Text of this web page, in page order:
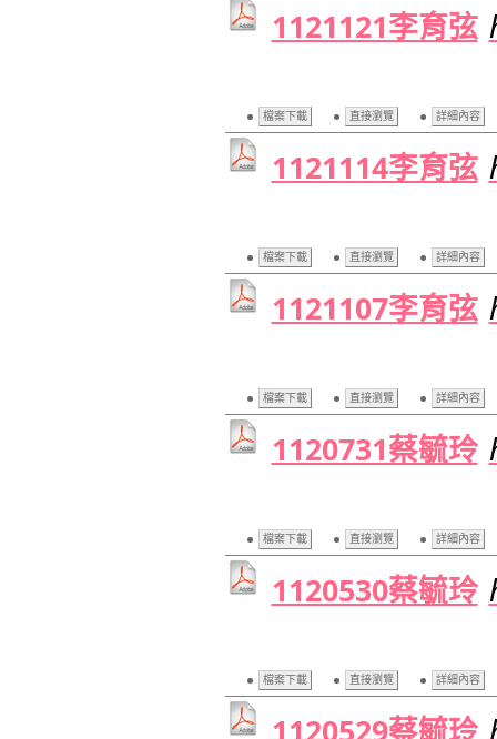
1121121李育弦
檔案下載 直接瀏覽 詳細內容
1121114李育弦
檔案下載 直接瀏覽 詳細內容
1121107李育弦
檔案下載 直接瀏覽 詳細內容
1120731蔡毓玲
檔案下載 直接瀏覽 詳細內容
1120530蔡毓玲
檔案下載 直接瀏覽 詳細內容
1120529蔡毓玲